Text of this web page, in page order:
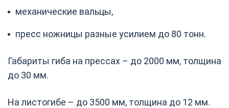
механические вальцы,
пресс ножницы разные усилием до 80 тонн.
Габариты гиба на прессах – до 2000 мм, толщина
до 30 мм.
На листогибе – до 3500 мм, толщина до 12 мм.